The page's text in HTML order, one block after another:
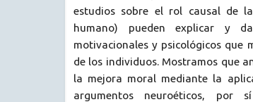
estudios sobre el rol causal de
humano) pueden explicar y
motivacionales y psicológicos que
de los individuos. Mostramos que
la mejora moral mediante la
argumentos neuroéticos, por